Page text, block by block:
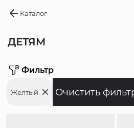
Каталог
ДЕТЯМ
Фильтр
Желтый